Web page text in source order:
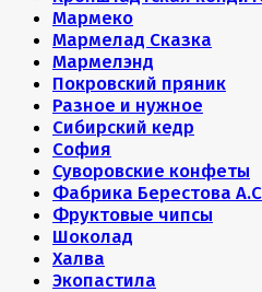
Мармеко
Мармелад Сказка
Мармелэнд
Покровский пряник
Разное и нужное
Сибирский кедр
София
Суворовские конфеты
Фабрика Берестова
Фруктовые чипсы
Шоколад
Халва
Экопастила